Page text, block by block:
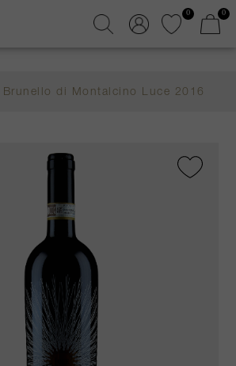
0 0
Brunello di Montalcino Luce 2016